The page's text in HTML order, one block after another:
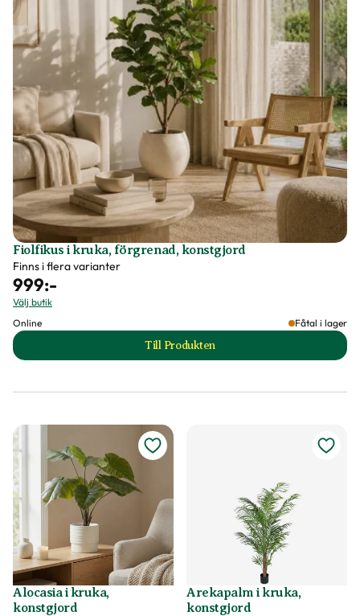
Fiolfikus i kruka, förgrenad, konstgjord
Finns i flera varianter
999:-
Välj butik
Online
Fåtal i lager
Till Produkten
till Fiolfikus i kruka, förgrenad,
Alocasia i kruka,
konstgjord
Arekapalm i kruka,
konstgjord